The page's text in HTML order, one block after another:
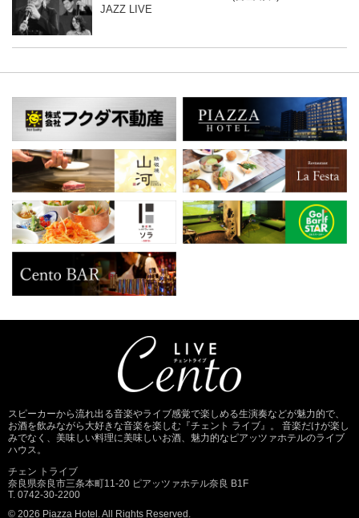
JAZZ LIVE
スピーカーから流れ出る音楽やライブ感覚で楽しめる生演奏などが魅力的で、
お酒を飲みながら大好きな音楽を楽しむ『チェント ライブ』。 音楽だけが楽し
みでなく、美味しい料理に美味しいお酒、魅力的なピアッツァホテルのライブ
ハウス。
チェン トライブ
奈良県奈良市三条本町11-20 ピアッツァホテル奈良 B1F
T. 0742-30-2200
© 2026 Piazza Hotel. All Rights Reserved.